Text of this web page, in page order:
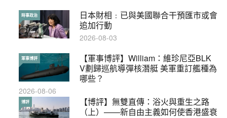
日本財相﹕已與美國聯合干預匯市或會
追加行動
時事政治
2026-08-03
【軍事博評】William：維珍尼亞BLK
V劃歸巡航導彈核潛艇 美軍重訂艦種為
哪些？
軍事博評
2026-08-06
【博評】無雙直傳：浴火與重生之路
（上）——新自由主義如何使香港盛衰
博評
【輕盤點】集會遊行陸續有來？一文盡
覽8月示威活動
輕盤點
2019-08-30
本港保護兒童法例雜亂互相矛盾家長易
墮法網
特稿
2019-05-21
【輕百科】甚麼按摩院要領牌？顧客涉
及刑責嗎？
輕百科